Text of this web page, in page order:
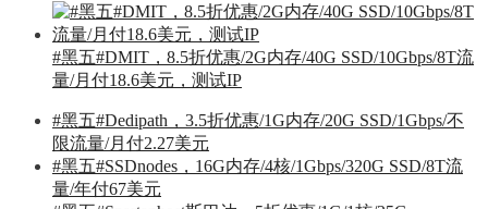
#黑五#DMIT，8.5折优惠/2G内存/40G SSD/10Gbps/8T流
量/月付18.6美元，测试IP
#黑五#Dedipath，3.5折优惠/1G内存/20G SSD/1Gbps/不
限流量/月付2.27美元
#黑五#SSDnodes，16G内存/4核/1Gbps/320G SSD/8T流
量/年付67美元